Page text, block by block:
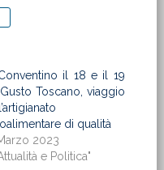
il 18 e il 19
Gusto Toscano, viaggio
di qualità
2023
e Politica"